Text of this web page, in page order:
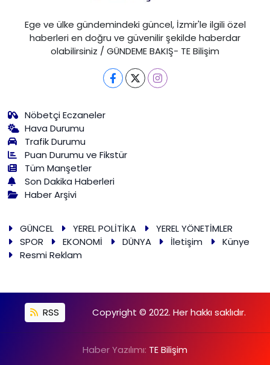
Ege ve ülke gündemindeki güncel, İzmir'le ilgili özel
haberleri en doğru ve güvenilir şekilde haberdar
olabilirsiniz / GÜNDEME BAKIŞ- TE Bilişim
Nöbetçi Eczaneler
Hava Durumu
Trafik Durumu
Puan Durumu ve Fikstür
Tüm Manşetler
Son Dakika Haberleri
Haber Arşivi
GÜNCEL YEREL POLİTİKA
YEREL YÖNETİMLER
SPOR
EKONOMİ DÜNYA İletişim
Künye
Resmi Reklam
RSS Copyright © 2022. Her hakkı saklıdır.
Haber Yazılımı: TE Bilişim